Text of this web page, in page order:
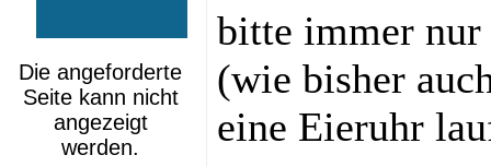
bitte immer nur
(wie bisher
eine Eieruhr